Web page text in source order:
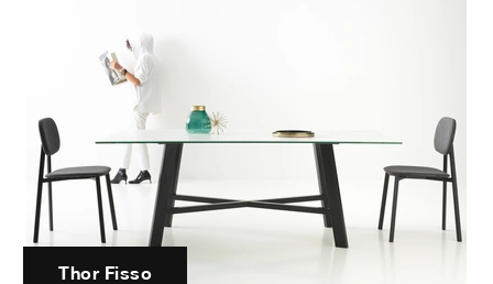
Thor Fisso